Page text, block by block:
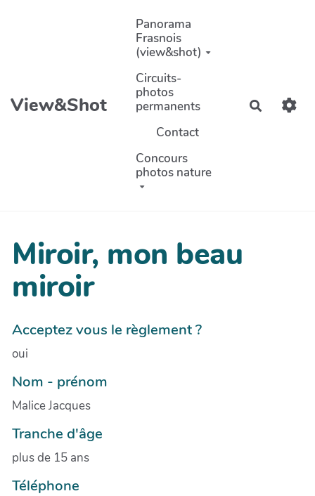
Aller au contenu principal
View&Shot
Panorama
Frasnois
(view&shot)
Circuits-
photos
permanents
Contact
Concours
photos nature
Miroir, mon beau
miroir
Acceptez vous le règlement ?
oui
Nom - prénom
Malice Jacques
Tranche d'âge
plus de 15 ans
Téléphone